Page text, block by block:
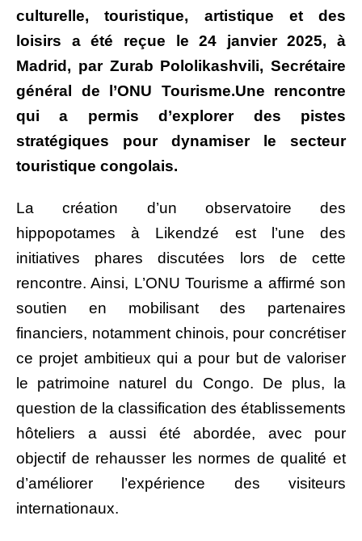
culturelle, touristique, artistique et des
loisirs a été reçue le 24 janvier 2025, à
Madrid, par Zurab Pololikashvili, Secrétaire
général de l’ONU Tourisme.Une rencontre
qui a permis d’explorer des pistes
stratégiques pour dynamiser le secteur
touristique congolais.
La création d’un observatoire des
hippopotames à Likendzé est l’une des
initiatives phares discutées lors de cette
rencontre. Ainsi, L’ONU Tourisme a affirmé son
soutien en mobilisant des partenaires
financiers, notamment chinois, pour concrétiser
ce projet ambitieux qui a pour but de valoriser
le patrimoine naturel du Congo. De plus, la
question de la classification des établissements
hôteliers a aussi été abordée, avec pour
objectif de rehausser les normes de qualité et
d’améliorer l’expérience des visiteurs
internationaux.